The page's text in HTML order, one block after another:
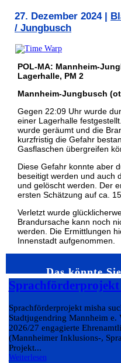
27. Dezember 2024|
/ Jungbusch
POL-MA: Mannheim-
Lagerhalle, PM 2
Mannheim-Jungbusch
Gegen 22:09 Uhr wurde
einer Lagerhalle
wurde geräumt und die
kurzfristig die Gefahr
Gasflaschen übergreifen
Diese Gefahr konnte aber
beseitigt werden und auch
und gelöscht werden. Der
ersten Schätzung auf ca.
Verletzt wurde
Brandursache kann noch
werden. Die Ermittlungen
Innenstadt aufgenommen.
Das könnte
Sprachförderprojekt misha
Stadtjugendring Mannheim e.
2026/27 engagierte
(Mannheimer Inklusions-,
Projekt...
Weiterlesen